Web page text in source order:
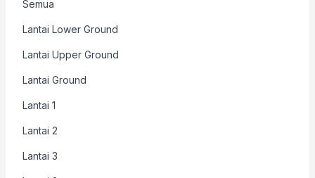
Semua
Lantai Lower Ground
Lantai Upper Ground
Lantai Ground
Lantai 1
Lantai 2
Lantai 3